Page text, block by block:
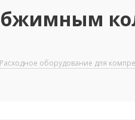
Расходное оборудование для